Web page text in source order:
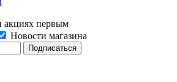
акциях первым
Новости магазина